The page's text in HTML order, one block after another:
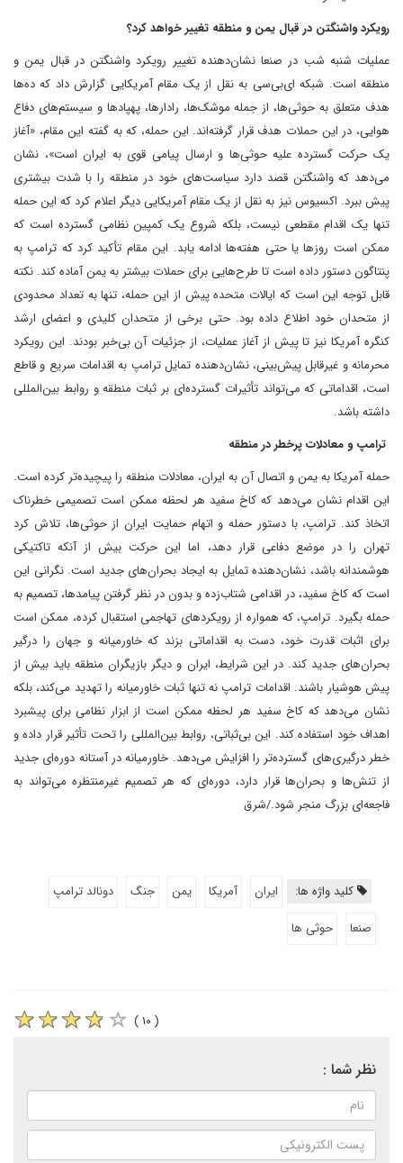
رویکرد واشنگتن در قبال یمن و منطقه تغییر خواهد کرد؟
عملیات شنبه شب در صنعا نشان‌دهنده تغییر رویکرد واشنگتن در قبال یمن و
منطقه است. شبکه ای‌بی‌سی به نقل از یک مقام آمریکایی گزارش داد که ده‌ها
هدف متعلق به حوثی‌ها، از جمله موشک‌ها، رادارها، پهپادها و سیستم‌های دفاع
هوایی، در این حملات هدف قرار گرفته‌اند. این حمله، که به گفته این مقام، «آغاز
یک حرکت گسترده علیه حوثی‌ها و ارسال پیامی قوی به ایران است»، نشان
می‌دهد که واشنگتن قصد دارد سیاست‌های خود در منطقه را با شدت بیشتری
پیش ببرد. اکسیوس نیز به نقل از یک مقام آمریکایی دیگر اعلام کرد که این حمله
تنها یک اقدام مقطعی نیست، بلکه شروع یک کمپین نظامی گسترده است که
ممکن است روزها یا حتی هفته‌ها ادامه یابد. این مقام تأکید کرد که ترامپ به
پنتاگون دستور داده است تا طرح‌هایی برای حملات بیشتر به یمن آماده کند. نکته
قابل توجه این است که ایالات متحده پیش از این حمله، تنها به تعداد محدودی
از متحدان خود اطلاع داده بود. حتی برخی از متحدان کلیدی و اعضای ارشد
کنگره آمریکا نیز تا پیش از آغاز عملیات، از جزئیات آن بی‌خبر بودند. این رویکرد
محرمانه و غیرقابل پیش‌بینی، نشان‌دهنده تمایل ترامپ به اقدامات سریع و قاطع
است، اقداماتی که می‌تواند تأثیرات گسترده‌ای بر ثبات منطقه و روابط بین‌المللی
داشته باشد.
ترامپ و معادلات پرخطر در منطقه
حمله آمریکا به یمن و اتصال آن به ایران، معادلات منطقه را پیچیده‌تر کرده است.
این اقدام نشان می‌دهد که کاخ سفید هر لحظه ممکن است تصمیمی خطرناک
اتخاذ کند. ترامپ، با دستور حمله و اتهام حمایت ایران از حوثی‌ها، تلاش کرد
تهران را در موضع دفاعی قرار دهد، اما این حرکت بیش از آنکه تاکتیکی
هوشمندانه باشد، نشان‌دهنده تمایل به ایجاد بحران‌های جدید است. نگرانی این
است که کاخ سفید، در اقدامی شتاب‌زده و بدون در نظر گرفتن پیامدها، تصمیم به
حمله بگیرد. ترامپ، که همواره از رویکردهای تهاجمی استقبال کرده، ممکن است
برای اثبات قدرت خود، دست به اقداماتی بزند که خاورمیانه و جهان را درگیر
بحران‌های جدید کند. در این شرایط، ایران و دیگر بازیگران منطقه باید بیش از
پیش هوشیار باشند. اقدامات ترامپ نه تنها ثبات خاورمیانه را تهدید می‌کند، بلکه
نشان می‌دهد که کاخ سفید هر لحظه ممکن است از ابزار نظامی برای پیشبرد
اهداف خود استفاده کند. این بی‌ثباتی، روابط بین‌المللی را تحت تأثیر قرار داده و
خطر درگیری‌های گسترده‌تر را افزایش می‌دهد. خاورمیانه در آستانه دوره‌ای جدید
از تنش‌ها و بحران‌ها قرار دارد، دوره‌ای که هر تصمیم غیرمنتظره می‌تواند به
فاجعه‌ای بزرگ منجر شود./شرق
کلید واژه ها: ایران آمریکا یمن جنگ
دونالد ترامپ
صنعا
حوثی ها
( ۱۰ )
نظر شما :